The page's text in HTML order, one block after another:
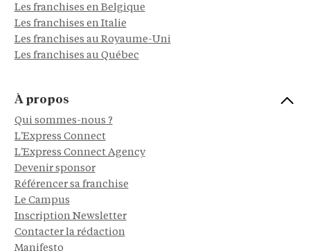
Les franchises en Belgique
Les franchises en Italie
Les franchises au Royaume-Uni
Les franchises au Québec
À propos
Qui sommes-nous ?
L'Express Connect
L'Express Connect Agency
Devenir sponsor
Référencer sa franchise
Le Campus
Inscription Newsletter
Contacter la rédaction
Manifesto